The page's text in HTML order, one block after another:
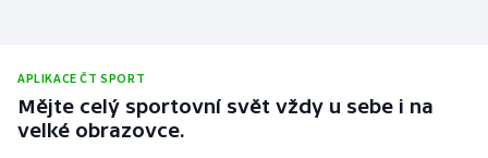
APLIKACE ČT SPORT
Mějte celý sportovní svět vždy u sebe i na
velké obrazovce.